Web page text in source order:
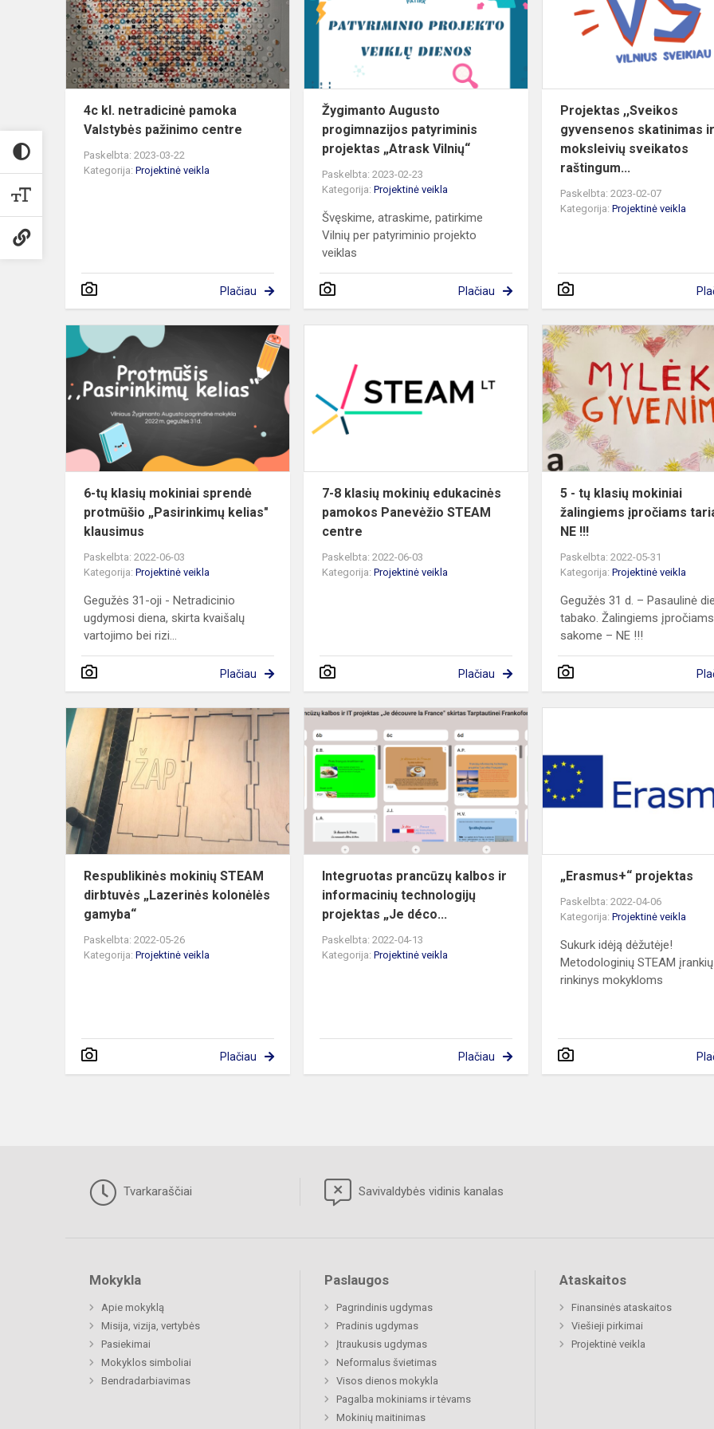
pamoka
Valstybės
4c kl. netradicinė pamoka
Valstybės pažinimo centre
Paskelbta: 2023-03-22
Kategorija: Projektinė veikla
Plačiau
patyriminis
Žygimanto Augusto
progimnazijos patyriminis
projektas „Atrask Vilnių“
Paskelbta: 2023-02-23
Kategorija:Projektinė veikla
Švęskime, atraskime, patirkime
Vilnių per patyriminio projekto
veiklas
Plačiau
Projektas ,,Sveikos
gyvensenos skatinimas ir
moksleivių sveikatos
raštingum...
Paskelbta: 2023-02-07
Kategorija:Projektinė veikla
tų
mokiniai
sprendė
protmūšio
„Pasirinkimų
6-tų klasių mokiniai sprendė
protmūšio „Pasirinkimų kelias"
klausimus
Paskelbta: 2022-06-03
Kategorija: Projektinė veikla
Gegužės 31-oji - Netradicinio
ugdymosi diena, skirta kvaišalų
vartojimo bei rizi...
Plačiau
klasių
mokinių
edukacinės
pamokos
Panevėžio
STEAM
centr...
7-8 klasių mokinių edukacinės
pamokos Panevėžio STEAM
centre
Paskelbta: 2022-06-03
Kategorija:Projektinė veikla
Plačiau
5 - tų klasių mokiniai
žalingiems įpročiams
NE !!!
Paskelbta: 2022-05-31
Kategorija:Projektinė veikla
Gegužės 31 d. – Pasaulinė
tabako. Žalingiems įpročiams
sakome – NE !!!
Respublikinės
mokinių
STEAM
dirbtuvės
„Lazerinės
kolonėlės...
Respublikinės mokinių STEAM
dirbtuvės „Lazerinės kolonėlės
gamyba“
Paskelbta: 2022-05-26
Kategorija: Projektinė veikla
Plačiau
Integruotas
prancūzų
kalbos
informacinių
technologijų
Integruotas prancūzų kalbos ir
informacinių technologijų
projektas „Je déco...
Paskelbta: 2022-04-13
Kategorija:Projektinė veikla
Plačiau
„Erasmus+“ projektas
Paskelbta: 2022-04-06
Kategorija:Projektinė veikla
Sukurk idėją dėžutėje!
Metodologinių STEAM įrankių
rinkinys mokykloms
Tvarkaraščiai Savivaldybės vidinis kanalas
Mokykla
Apie mokyklą
Misija, vizija, vertybės
Pasiekimai
Mokyklos simboliai
Bendradarbiavimas
Paslaugos
Pagrindinis ugdymas
Pradinis ugdymas
Įtraukusis ugdymas
Neformalus švietimas
Visos dienos mokykla
Pagalba mokiniams ir tėvams
Mokinių maitinimas
Ataskaitos
Finansinės ataskaitos
Viešieji pirkimai
Projektinė veikla